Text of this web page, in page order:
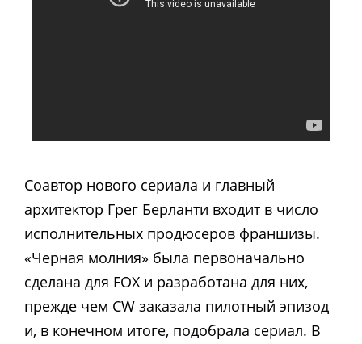
Соавтор нового сериала и главный
архитектор Грег Берланти входит в число
исполнительных продюсеров франшизы.
«Черная молния» была первоначально
сделана для FOX и разработана для них,
прежде чем CW заказала пилотный эпизод
и, в конечном итоге, подобрала сериал. В